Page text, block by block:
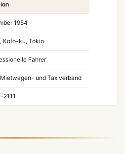
1954
Koto-ku, Tokio
Fahrer
und Taxiverband